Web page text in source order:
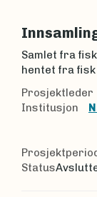
Samlet fra
hentet fra
Prosjektleder
Institusjon
Status